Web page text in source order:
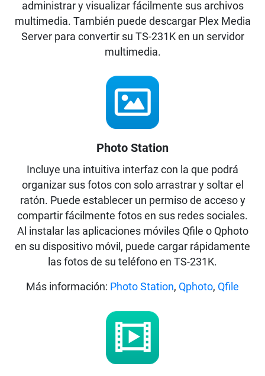
administrar y visualizar fácilmente sus archivos
multimedia. También puede descargar Plex Media
Server para convertir su TS-231K en un servidor
multimedia.
Photo Station
Incluye una intuitiva interfaz con la que podrá
organizar sus fotos con solo arrastrar y soltar el
ratón. Puede establecer un permiso de acceso y
compartir fácilmente fotos en sus redes sociales.
Al instalar las aplicaciones móviles Qfile o Qphoto
en su dispositivo móvil, puede cargar rápidamente
las fotos de su teléfono en TS-231K.
Más información: Photo Station, Qphoto, Qfile